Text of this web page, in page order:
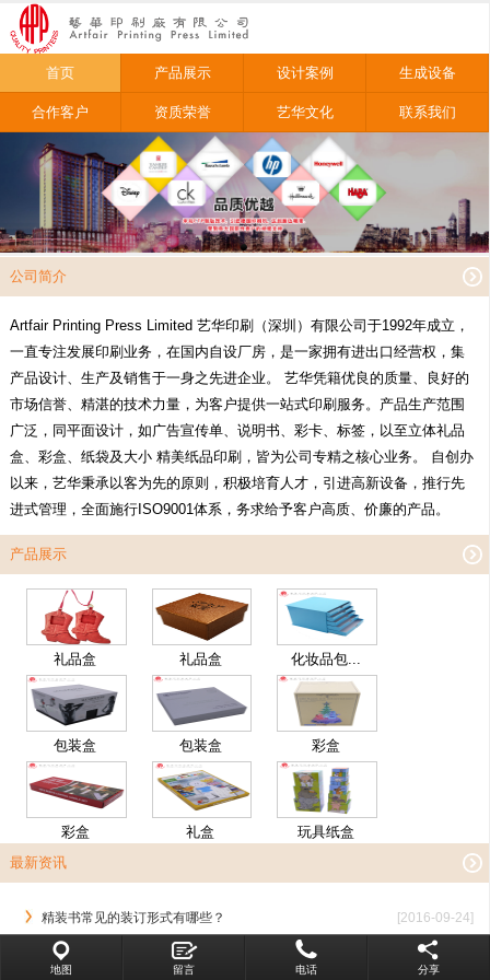
首页 产品展示 设计案例 生成设备
合作客户 资质荣誉 艺华文化 联系我们
公司简介
Artfair Printing Press Limited 艺华印刷（深圳）有限公司于1992年成立，
一直专注发展印刷业务，在国内自设厂房，是一家拥有进出口经营权，集
产品设计、生产及销售于一身之先进企业。 艺华凭籍优良的质量、良好的
市场信誉、精湛的技术力量，为客户提供一站式印刷服务。产品生产范围
广泛，同平面设计，如广告宣传单、说明书、彩卡、标签，以至立体礼品
盒、彩盒、纸袋及大小 精美纸品印刷，皆为公司专精之核心业务。 自创办
以来，艺华秉承以客为先的原则，积极培育人才，引进高新设备，推行先
进式管理，全面施行ISO9001体系，务求给予客户高质、价廉的产品。
产品展示
礼品盒 礼品盒 化妆品包...
包装盒 包装盒 彩盒
彩盒 礼盒
玩具纸盒
最新资讯
精装书常见的装订形式有哪些？ [2016-09-24]
画册印刷中对于画册设计环节的流... [2016-09-24]
地图 留言 电话 分享